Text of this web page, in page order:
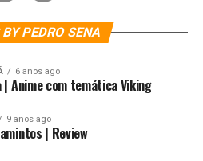
PEDRO SENA
6 anos ago
| Anime com temática Viking
9 anos ago
| Review